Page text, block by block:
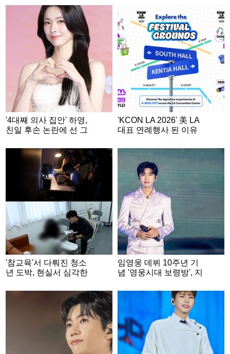
'4대째 의사 집안' 하영,
친일 후손 논란에 선 그
지만..의혹 사실무근"
[공식]
'KCON LA 2026' 美 LA
대표 연례행사 된 이유
'참교육'서 다뤄진 청소
년 도박, 현실서 심각한
도 [PD수첩]
임영웅 데뷔 10주년 기
념 '영웅시대 보령방', 지
금..선한 영향력 실천